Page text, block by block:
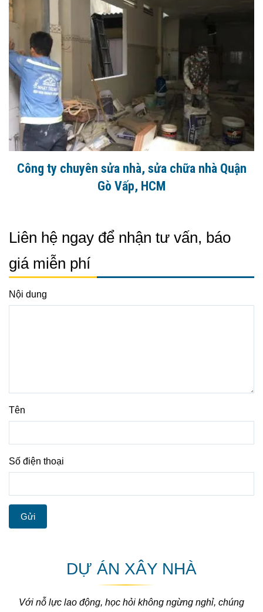
Công ty chuyên sửa nhà, sửa chữa nhà Quận
Gò Vấp, HCM
Liên hệ ngay để nhận tư vấn, báo
giá miễn phí
Nội dung
Tên
Số điện thoại
Gửi
DỰ ÁN XÂY NHÀ
Với nỗ lực lao động, học hỏi không ngừng nghỉ, chúng